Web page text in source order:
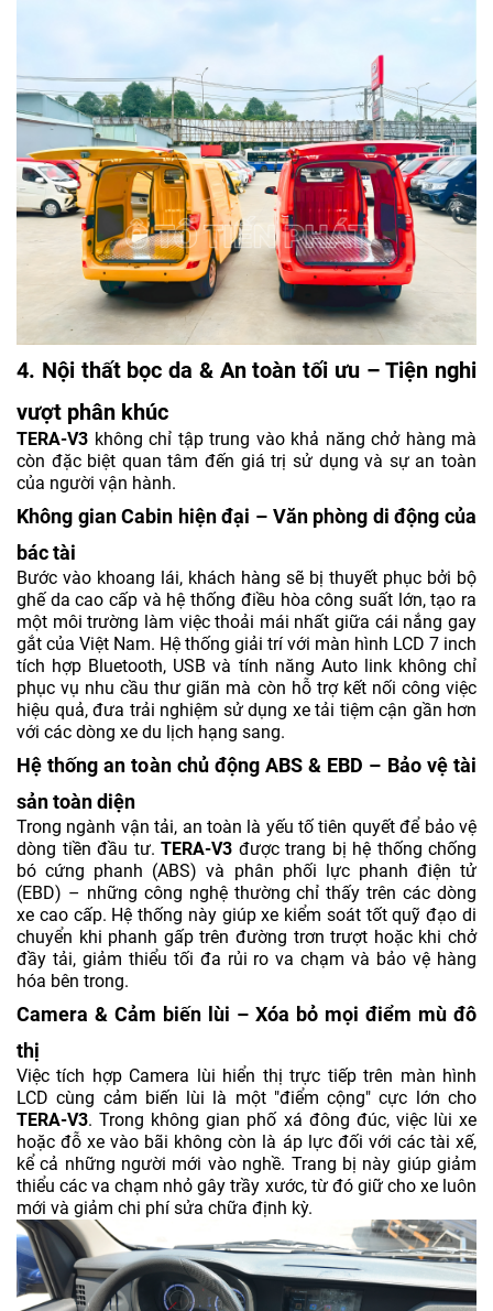
4. Nội thất bọc da & An toàn tối ưu – Tiện nghi
vượt phân khúc
TERA-V3 không chỉ tập trung vào khả năng chở hàng mà
còn đặc biệt quan tâm đến giá trị sử dụng và sự an toàn
của người vận hành.
Không gian Cabin hiện đại – Văn phòng di động của
bác tài
Bước vào khoang lái, khách hàng sẽ bị thuyết phục bởi bộ
ghế da cao cấp và hệ thống điều hòa công suất lớn, tạo ra
một môi trường làm việc thoải mái nhất giữa cái nắng gay
gắt của Việt Nam. Hệ thống giải trí với màn hình LCD 7 inch
tích hợp Bluetooth, USB và tính năng Auto link không chỉ
phục vụ nhu cầu thư giãn mà còn hỗ trợ kết nối công việc
hiệu quả, đưa trải nghiệm sử dụng xe tải tiệm cận gần hơn
với các dòng xe du lịch hạng sang.
Hệ thống an toàn chủ động ABS & EBD – Bảo vệ tài
sản toàn diện
Trong ngành vận tải, an toàn là yếu tố tiên quyết để bảo vệ
dòng tiền đầu tư. TERA-V3 được trang bị hệ thống chống
bó cứng phanh (ABS) và phân phối lực phanh điện tử
(EBD) – những công nghệ thường chỉ thấy trên các dòng
xe cao cấp. Hệ thống này giúp xe kiểm soát tốt quỹ đạo di
chuyển khi phanh gấp trên đường trơn trượt hoặc khi chở
đầy tải, giảm thiểu tối đa rủi ro va chạm và bảo vệ hàng
hóa bên trong.
Camera & Cảm biến lùi – Xóa bỏ mọi điểm mù đô
thị
Việc tích hợp Camera lùi hiển thị trực tiếp trên màn hình
LCD cùng cảm biến lùi là một "điểm cộng" cực lớn cho
TERA-V3. Trong không gian phố xá đông đúc, việc lùi xe
hoặc đỗ xe vào bãi không còn là áp lực đối với các tài xế,
kể cả những người mới vào nghề. Trang bị này giúp giảm
thiểu các va chạm nhỏ gây trầy xước, từ đó giữ cho xe luôn
mới và giảm chi phí sửa chữa định kỳ.